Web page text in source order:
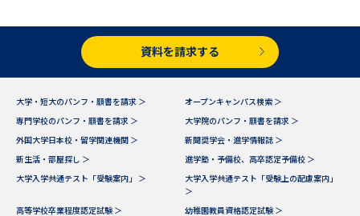
SELFBRAND特集ページ
オープンキャンパスなどを調べる
オープンキャンパス検索 実施プログラムから探す
資料を請求する
大学・短大のパンフ・願書を請求 ＞
オープンキャンパス検索 ＞
専門学校のパンフ・願書を請求 ＞
大学院のパンフ・願書を請求 ＞
外国大学日本校・留学関連機関 ＞
新聞奨学会・進学情報誌 ＞
新生活・部屋探し ＞
進学塾・予備校、高卒認定予備校 ＞
大学入学共通テスト「受験案内」 ＞
大学入学共通テスト「受験上の配慮案内」
＞
高等学校卒業程度認定試験 ＞
幼稚園教員資格認定試験 ＞